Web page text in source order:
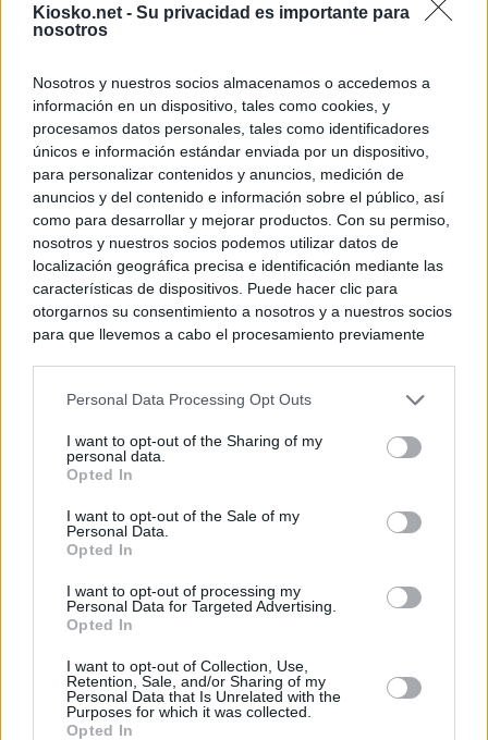
Kiosko.net - Su privacidad es importante para
nosotros
Nosotros y nuestros socios almacenamos o accedemos a
información en un dispositivo, tales como cookies, y
procesamos datos personales, tales como identificadores
únicos e información estándar enviada por un dispositivo,
para personalizar contenidos y anuncios, medición de
anuncios y del contenido e información sobre el público, así
como para desarrollar y mejorar productos. Con su permiso,
nosotros y nuestros socios podemos utilizar datos de
localización geográfica precisa e identificación mediante las
características de dispositivos. Puede hacer clic para
otorgarnos su consentimiento a nosotros y a nuestros socios
para que llevemos a cabo el procesamiento previamente
negar su consentimiento. Tenga en cuenta que algún
de su consentimiento, pero usted tiene el derecho de
rechazar tal procesamiento. Sus preferencias se aplicarán
cualquier momento entrando de nuevo en este sitio web o
visitando nuestra política de privacidad.
Personal Data Processing Opt Outs
I want to opt-out of the Sharing of my
personal data.
Opted In
I want to opt-out of the Sale of my
Personal Data.
Opted In
I want to opt-out of processing my
Personal Data for Targeted Advertising.
Opted In
I want to opt-out of Collection, Use,
Retention, Sale, and/or Sharing of my
Personal Data that Is Unrelated with the
Purposes for which it was collected.
Opted In